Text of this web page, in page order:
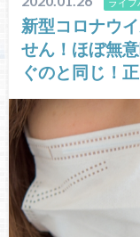
ライフ
新型コロナウ
せん！ほぼ無
ぐのと同じ！